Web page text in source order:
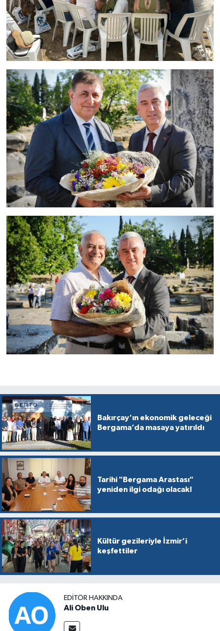
Bakırçay'ın ekonomik geleceği
Bergama’da masaya yatırıldı
Tarihi "Bergama Arastası"
yeniden ilgi odağı olacak!
Kültür gezileriyle İzmir’i
keşfettiler
EDITÖR HAKKINDA
Ali Oben Ulu